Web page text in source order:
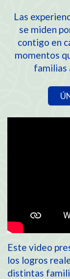
Las
se miden
contigo en
momentos
familias
Este video
los logros
distintas